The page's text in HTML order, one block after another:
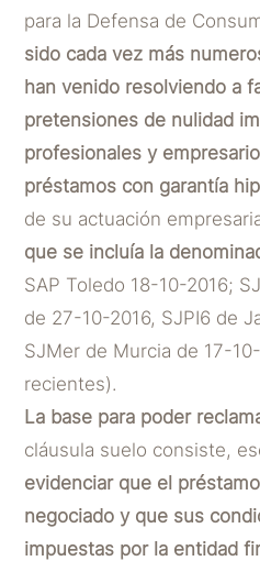
para la Defensa de
sido cada vez más
han venido resolviendo a
pretensiones de nulidad
profesionales y
préstamos con garantía
de su actuación
que se incluía la
SAP Toledo 18-10-2016;
de 27-10-2016, SJPI6 de
SJMer de Murcia de 17-
recientes).
La base para poder
cláusula suelo consiste,
evidenciar que el
negociado y que sus
impuestas por la entidad